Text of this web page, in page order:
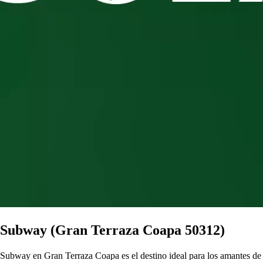
Subway (Gran Terraza Coapa 50312)
Subway en Gran Terraza Coapa es el destino ideal para los amantes de